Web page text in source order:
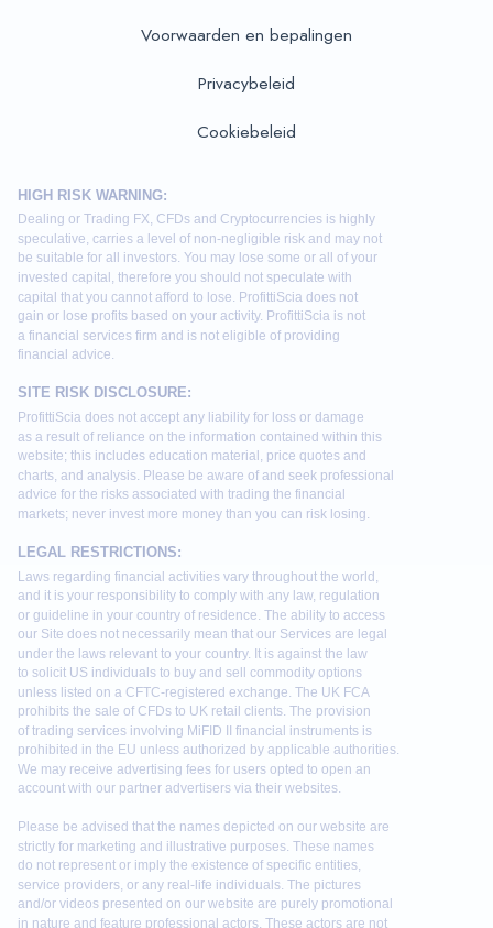
Voorwaarden en bepalingen
Privacybeleid
Cookiebeleid